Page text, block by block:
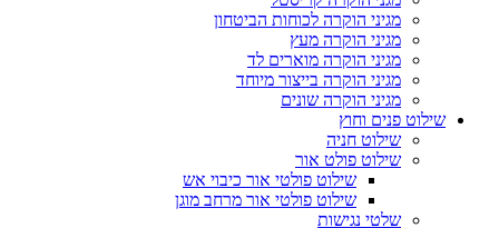
מגיני הוקרה לכוחות הביטחון
מגיני הוקרה מעץ
מגיני הוקרה מוארים לד
מגיני הוקרה בייצור מיוחד
מגיני הוקרה שונים
שילוט פנים וחוץ
שילוט חניה
שילוט פולט אור
שילוט פולטי אור כיבוי אש
שילוט פולטי אור מרחב מוגן
שלטי נגישות